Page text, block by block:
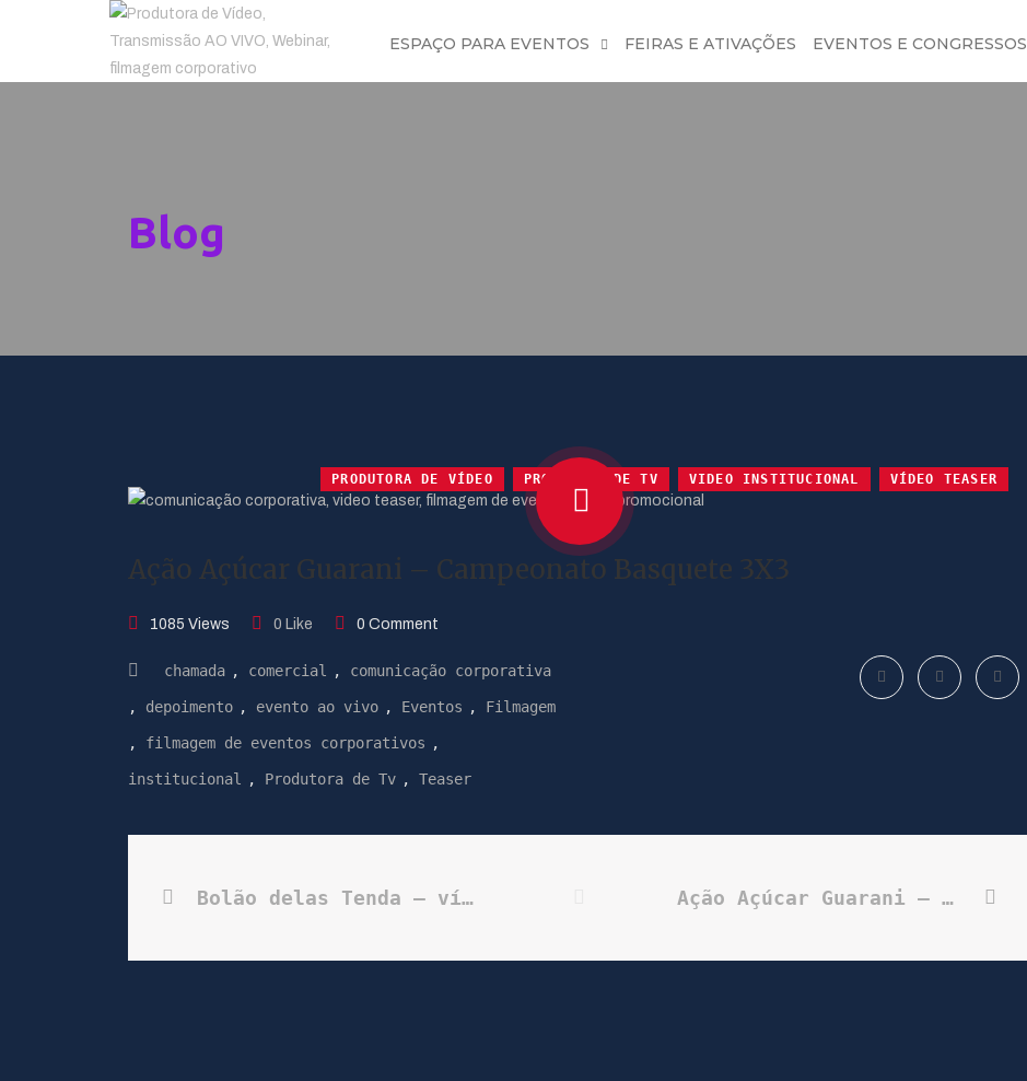
ESPAÇO PARA EVENTOS FEIRAS E ATIVAÇÕES EVENTOS E CONGRESSOS
Blog
PRODUTORA DE VÍDEO PROGRAMAS DE TV VIDEO INSTITUCIONAL VÍDEO TEASER
Ação Açúcar Guarani – Campeonato Basquete 3X3
1085 Views 0 Like 0 Comment
chamada , comercial , comunicação corporativa
, depoimento , evento ao vivo , Eventos , Filmagem
, filmagem de eventos corporativos ,
institucional , Produtora de Tv , Teaser
Bolão delas Tenda – vídeo promocional Ação Açúcar Guarani – MULHER MARAVILHA – video teaser